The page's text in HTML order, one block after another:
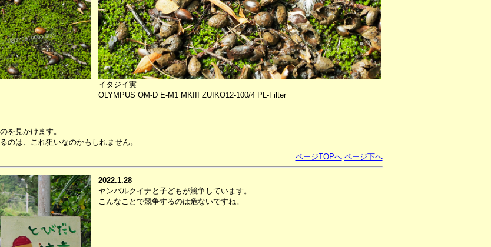
イタジイ実
OLYMPUS OM-D E-M1 MKIII ZUIKO12-100/4 PL-Filter
を見かけます。
のは、これ狙いなのかもしれません。
ページTOPへ ページ下へ
2022.1.28
ヤンバルクイナと子どもが競争しています。
こんなことで競争するのは危ないですね。